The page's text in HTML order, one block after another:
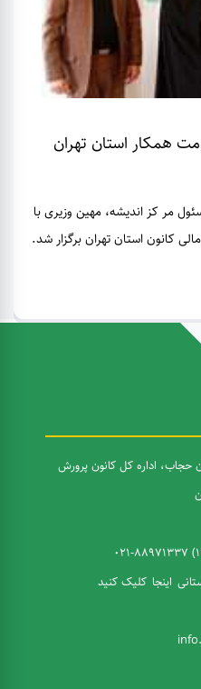
همکار استان تهران
مر کز اندیشه، مهین وزیری با
کانون استان تهران برگزار شد.
حجاب، اداره کل کانون پرورش
اینجا کلیک کنید